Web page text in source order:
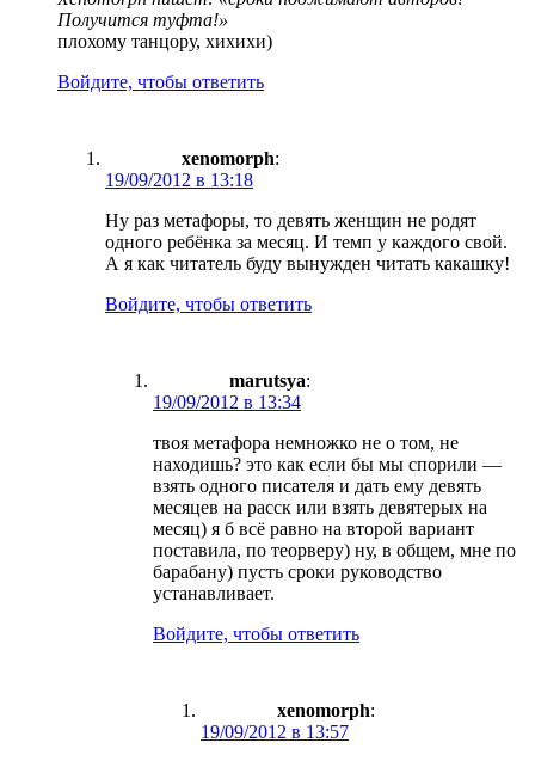
Получится туфта!»
плохому танцору, хихихи)
Войдите, чтобы ответить
xenomorph:
19/09/2012 в 13:18
Ну раз метафоры, то девять женщин не родят
одного ребёнка за месяц. И темп у каждого свой.
А я как читатель буду вынужден читать какашку!
Войдите, чтобы ответить
marutsya:
19/09/2012 в 13:34
твоя метафора немножко не о том, не
находишь? это как если бы мы спорили —
взять одного писателя и дать ему девять
месяцев на расск или взять девятерых на
месяц) я б всё равно на второй вариант
поставила, по теорверу) ну, в общем, мне по
барабану) пусть сроки руководство
устанавливает.
Войдите, чтобы ответить
xenomorph:
19/09/2012 в 13:57